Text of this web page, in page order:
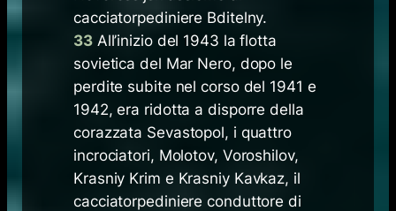
cacciatorpediniere Bditelny.
33All’inizio del 1943 la flotta
sovietica del Mar Nero, dopo le
perdite subite nel corso del 1941 e
1942, era ridotta a disporre della
corazzata Sevastopol, i quattro
incrociatori, Molotov, Voroshilov,
Krasniy Krim e Krasniy Kavkaz, il
cacciatorpediniere conduttore di